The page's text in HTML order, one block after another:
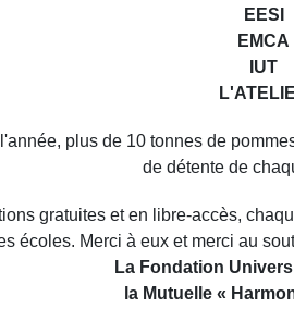
EESI
EMCA
IUT
plus de 10 tonnes de
de détente de
gratuites et en libre-accès,
écoles. Merci à eux et merci au
La Fondation
la Mutuelle «